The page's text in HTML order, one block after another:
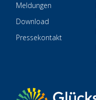
Meldungen
Download
Pressekontakt